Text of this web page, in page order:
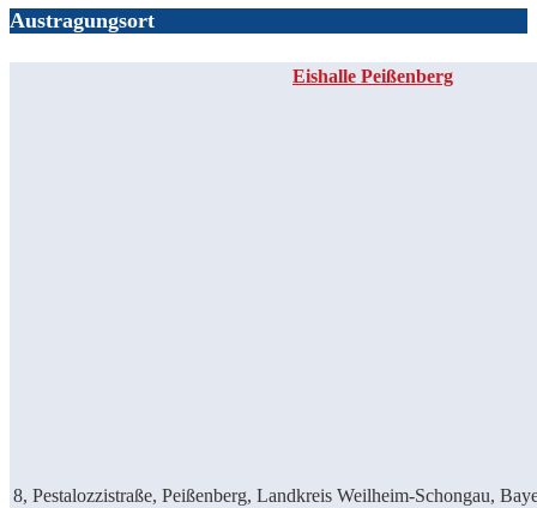
Austragungsort
Eishalle Peißenberg
8, Pestalozzistraße, Peißenberg, Landkreis Weilheim-Schongau,